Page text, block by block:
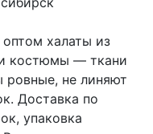
халаты из
костюмы — ткани
ровные, не линяют
Доставка по
упаковка